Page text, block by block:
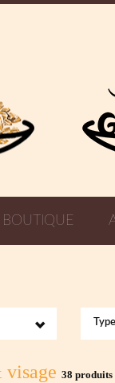
BOUTIQUE
visage 38 produits